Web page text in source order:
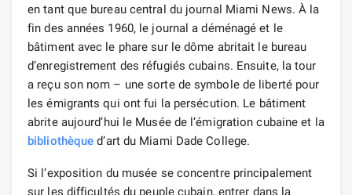
en tant que bureau central du journal Miami News. À la
fin des années 1960, le journal a déménagé et le
bâtiment avec le phare sur le dôme abritait le bureau
d’enregistrement des réfugiés cubains. Ensuite, la tour
a reçu son nom – une sorte de symbole de liberté pour
les émigrants qui ont fui la persécution. Le bâtiment
abrite aujourd’hui le Musée de l’émigration cubaine et la
bibliothèque d’art du Miami Dade College.
Si l’exposition du musée se concentre principalement
sur les difficultés du peuple cubain, entrer dans la